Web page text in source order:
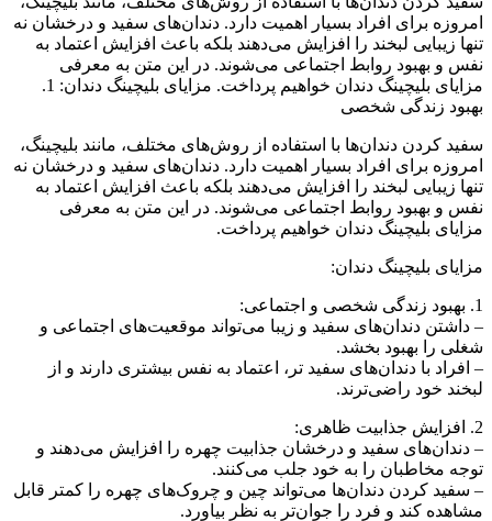
امروزه برای افراد بسیار اهمیت دارد. دندان‌های سفید و درخشان نه
تنها زیبایی لبخند را افزایش می‌دهند بلکه باعث افزایش اعتماد به
نفس و بهبود روابط اجتماعی می‌شوند. در این متن به معرفی
مزایای بلیچینگ دندان خواهیم پرداخت. مزایای بلیچینگ دندان: 1.
بهبود زندگی شخصی
سفید کردن دندان‌ها با استفاده از روش‌های مختلف، مانند بلیچینگ،
امروزه برای افراد بسیار اهمیت دارد. دندان‌های سفید و درخشان نه
تنها زیبایی لبخند را افزایش می‌دهند بلکه باعث افزایش اعتماد به
نفس و بهبود روابط اجتماعی می‌شوند. در این متن به معرفی
مزایای بلیچینگ دندان خواهیم پرداخت.
مزایای بلیچینگ دندان:
1. بهبود زندگی شخصی و اجتماعی:
– داشتن دندان‌های سفید و زیبا می‌تواند موقعیت‌های اجتماعی و
شغلی را بهبود بخشد.
– افراد با دندان‌های سفید تر، اعتماد به نفس بیشتری دارند و از
لبخند خود راضی‌ترند.
2. افزایش جذابیت ظاهری:
– دندان‌های سفید و درخشان جذابیت چهره را افزایش می‌دهند و
توجه مخاطبان را به خود جلب می‌کنند.
– سفید کردن دندان‌ها می‌تواند چین و چروک‌های چهره را کمتر قابل
مشاهده کند و فرد را جوان‌تر به نظر بیاورد.